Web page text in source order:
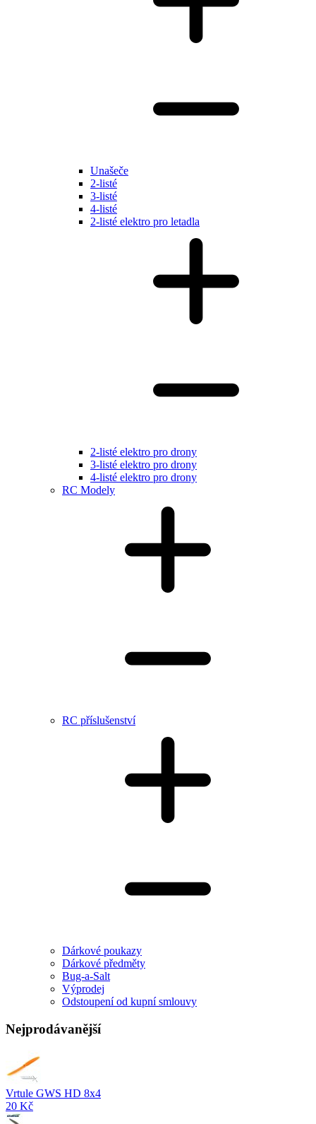
Unašeče
2-listé
3-listé
4-listé
2-listé elektro pro letadla
2-listé elektro pro drony
3-listé elektro pro drony
4-listé elektro pro drony
RC Modely
RC příslušenství
Dárkové poukazy
Dárkové předměty
Bug-a-Salt
Výprodej
Odstoupení od kupní smlouvy
Nejprodávanější
Vrtule GWS HD 8x4
20 Kč